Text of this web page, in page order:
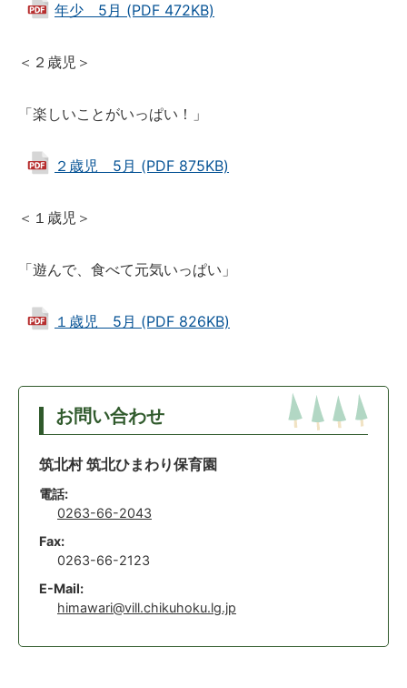
年少 5月 (PDF 472KB)
＜２歳児＞
「楽しいことがいっぱい！」
２歳児 5月 (PDF 875KB)
＜１歳児＞
「遊んで、食べて元気いっぱい」
１歳児 5月 (PDF 826KB)
お問い合わせ
筑北村 筑北ひまわり保育園
電話:
0263-66-2043
Fax:
0263-66-2123
E-Mail:
himawari@vill.chikuhoku.lg.jp